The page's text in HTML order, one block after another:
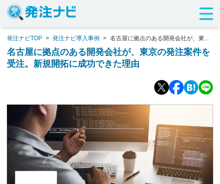
発注ナビTOP > 発注ナビ導入事例 > 名古屋に拠点のある開発会社が、東京
の発注案件を受注。新規開拓に成功できた理由
名古屋に拠点のある開発会社が、東京の発注案件を
受注。新規開拓に成功できた理由